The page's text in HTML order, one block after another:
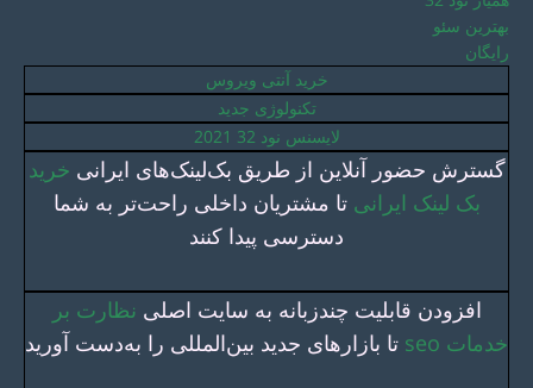
بهترین سئو
رایگان
خرید آنتی ویروس
تکنولوژی جدید
لایسنس نود 32 2021
گسترش حضور آنلاین از طریق بک‌لینک‌های ایرانی خرید
بک لینک ایرانی تا مشتریان داخلی راحت‌تر به شما
دسترسی پیدا کنند
افزودن قابلیت چندزبانه به سایت اصلی نظارت بر
خدمات seo
تا بازارهای جدید بین‌المللی را به‌دست آورید